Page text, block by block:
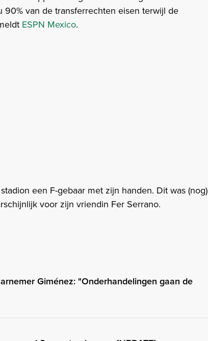
van de transferrechten eisen terwijl de
ESPN Mexico.
een F-gebaar met zijn handen. Dit was (nog)
voor zijn vriendin Fer Serrano.
Giménez: "Onderhandelingen gaan de